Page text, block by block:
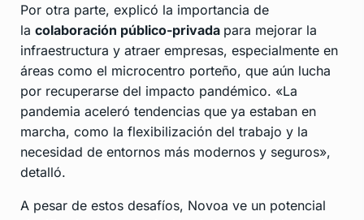
Por otra parte, explicó la importancia de
la colaboración público-privada para mejorar la
infraestructura y atraer empresas, especialmente en
áreas como el microcentro porteño, que aún lucha
por recuperarse del impacto pandémico. «La
pandemia aceleró tendencias que ya estaban en
marcha, como la flexibilización del trabajo y la
necesidad de entornos más modernos y seguros»,
detalló.
A pesar de estos desafíos, Novoa ve un potencial